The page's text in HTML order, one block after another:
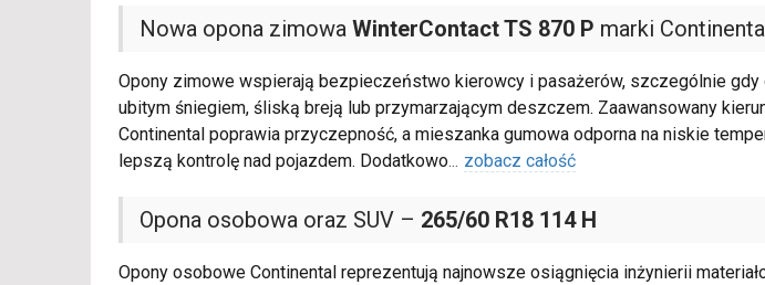
Nowa opona zimowa WinterContact TS 870 P marki
Opony zimowe wspierają bezpieczeństwo kierowcy i pasażerów, szczególnie gdy
ubitym śniegiem, śliską breją lub przymarzającym deszczem. Zaawansowany
Continental poprawia przyczepność, a mieszanka gumowa odporna na niskie
lepszą kontrolę nad pojazdem. Dodatkowo... zobacz całość
Opona osobowa oraz SUV – 265/60 R18 114 H
Opony osobowe Continental reprezentują najnowsze osiągnięcia inżynierii